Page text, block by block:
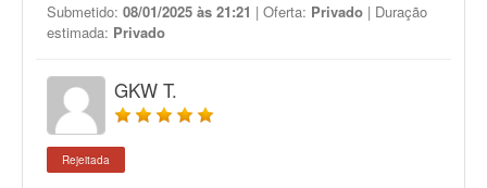
Submetido: 08/01/2025 às 21:21 | Oferta: Privado | Duração
estimada: Privado
GKW T.
Rejeitada